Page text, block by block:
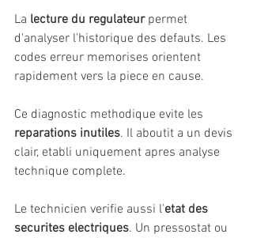
La lecture du regulateur permet
d'analyser l'historique des defauts. Les
codes erreur memorises orientent
rapidement vers la piece en cause.
Ce diagnostic methodique evite les
reparations inutiles. Il aboutit a un devis
clair, etabli uniquement apres analyse
technique complete.
Le technicien verifie aussi l'etat des
securites electriques. Un pressostat ou